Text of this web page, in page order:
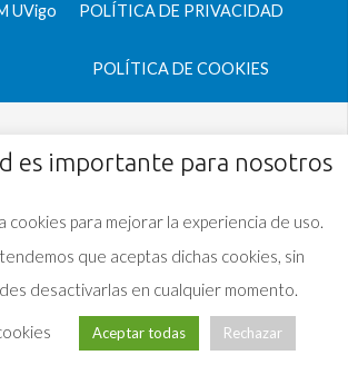
UVigo POLÍTICA DE PRIVACIDAD
POLÍTICA DE COOKIES
es importante para nosotros
cookies para mejorar la experiencia de uso.
que aceptas dichas cookies, sin
desactivarlas en cualquier momento.
Aceptar todas Rechazar